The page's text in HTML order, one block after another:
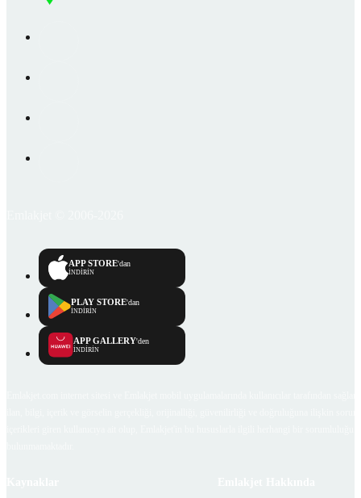
APP STORE'dan
İNDİRİN
PLAY STORE'dan
İNDİRİN
APP GALLERY'den
İNDİRİN